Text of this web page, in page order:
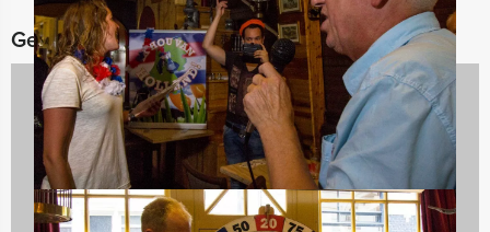
Gerelateerde categorieën
Themafeesten